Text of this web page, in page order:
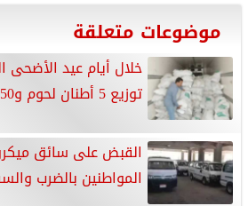
موضوعات متعلقة
خلال أيام عيد
توزيع 5 أطنان لحوم و1250 وجبة غذائية
القبض على سائق
المواطنين بالضرب